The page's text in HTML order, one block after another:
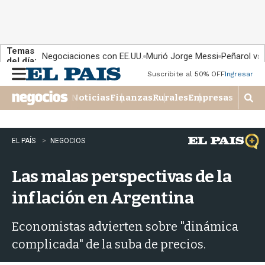
Temas
del día: Negociaciones con EE.UU. Murió Jorge Messi Peñarol
n
u
Suscribite al 50% OFFIngresar
NoticiasFinanzasRuralesEmpresas
M
o
s
t
r
EL PAÍS NEGOCIOS
Las malas perspectivas de la
inflación en Argentina
Economistas advierten sobre "dinámica
complicada" de la suba de precios.